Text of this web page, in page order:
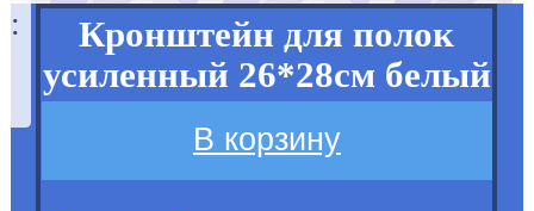
Кронштейн для полок
усиленный 26*28см белый
В корзину